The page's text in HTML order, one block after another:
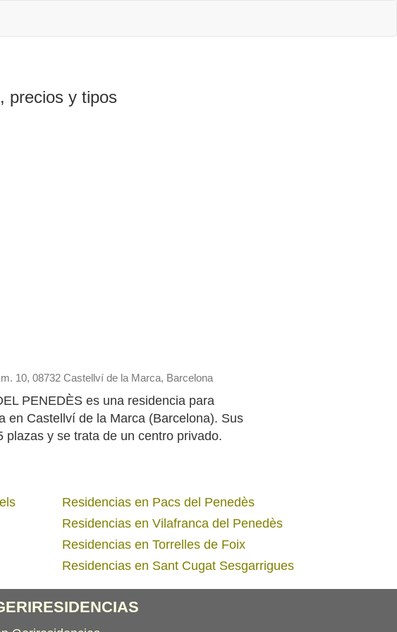
precios y tipos
10, 08732 Castellví de la Marca, Barcelona
PENEDÈS es una residencia para
en Castellví de la Marca (Barcelona). Sus
plazas y se trata de un centro privado.
Residencias en Pacs del Penedès
Residencias en Vilafranca del Penedès
Residencias en Torrelles de Foix
Residencias en Sant Cugat Sesgarrigues